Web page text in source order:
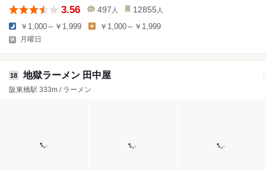
3.56 497 人 12855 人
￥1,000～￥1,999 ￥1,000～￥1,999
月曜日
18 地獄ラーメン 田中屋
阪東橋駅 333m / ラーメン